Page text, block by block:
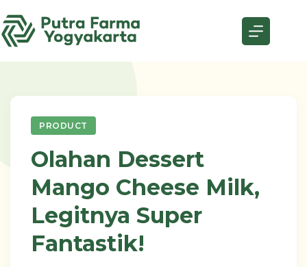
to
content
PRODUCT
Olahan Dessert
Mango Cheese Milk,
Legitnya Super
Fantastik!